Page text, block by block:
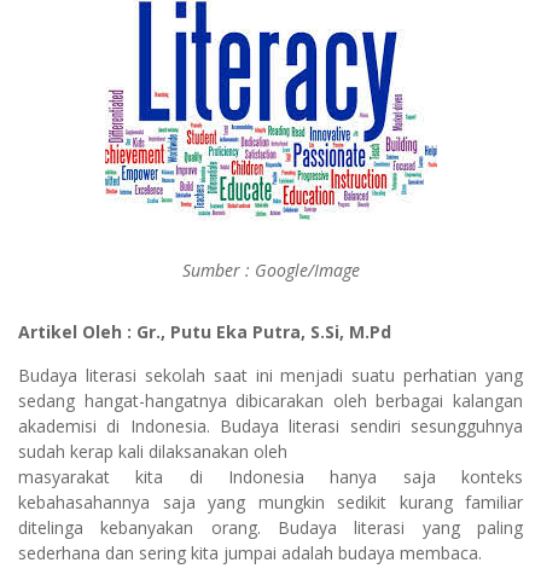
Sumber : Google/Image
Artikel Oleh : Gr., Putu Eka Putra, S.Si, M.Pd
Budaya literasi sekolah saat ini menjadi suatu perhatian yang
sedang hangat-hangatnya dibicarakan oleh berbagai kalangan
akademisi di Indonesia. Budaya literasi sendiri sesungguhnya
sudah kerap kali dilaksanakan oleh
masyarakat kita di Indonesia hanya saja konteks
kebahasahannya saja yang mungkin sedikit kurang familiar
ditelinga kebanyakan orang. Budaya literasi yang paling
sederhana dan sering kita jumpai adalah budaya membaca.